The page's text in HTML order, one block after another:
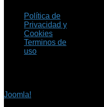
Política de
Privacidad y
Cookies
Terminos de
uso
Joomla!